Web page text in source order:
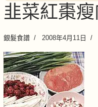
韭菜紅棗
銀髮食譜 2008年4月11日